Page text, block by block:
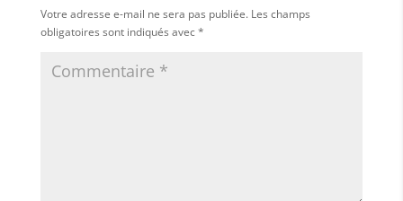
Votre adresse e-mail ne sera pas publiée. Les champs
obligatoires sont indiqués avec*